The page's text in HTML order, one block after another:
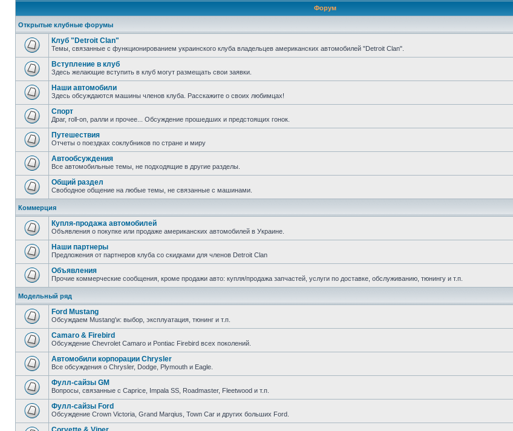
Форум
Открытые клубные форумы
Клуб "Detroit Clan"
Темы, связанные с функционированием украинского клуба владельцев американских автомобилей "Detroit Clan".
Вступление в клуб
Здесь желающие вступить в клуб могут размещать свои заявки.
Наши автомобили
Здесь обсуждаются машины членов клуба. Расскажите о своих любимцах!
Спорт
Драг, roll-on, ралли и прочее... Обсуждение прошедших и предстоящих гонок.
Путешествия
Отчеты о поездках соклубников по стране и миру
Автообсуждения
Все автомобильные темы, не подходящие в другие разделы.
Общий раздел
Свободное общение на любые темы, не связанные с машинами.
Коммерция
Купля-продажа автомобилей
Объявления о покупке или продаже американских автомобилей в Украине.
Наши партнеры
Предложения от партнеров клуба со скидками для членов Detroit Clan
Объявления
Прочие коммерческие сообщения, кроме продажи авто: купля/продажа запчастей, услуги по доставке, обслуживанию, тюнингу и т.п.
Модельный ряд
Ford Mustang
Обсуждаем Mustang'и: выбор, эксплуатация, тюнинг и т.п.
Camaro & Firebird
Обсуждение Chevrolet Camaro и Pontiac Firebird всех поколений.
Автомобили корпорации Chrysler
Все обсуждения о Chrysler, Dodge, Plymouth и Eagle.
Фулл-сайзы GM
Вопросы, связанные с Caprice, Impala SS, Roadmaster, Fleetwood и т.п.
Фулл-сайзы Ford
Обсуждение Crown Victoria, Grand Marqius, Town Car и других больших Ford.